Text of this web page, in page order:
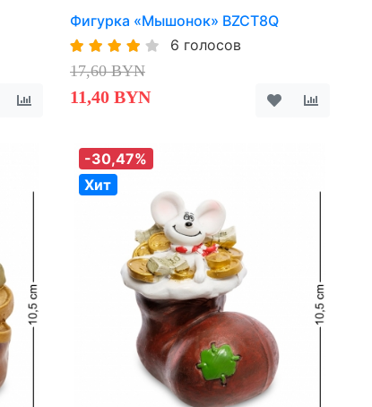
Фигурка «Мышонок» BZCT8Q
6 голосов
17,60 BYN
11,40 BYN
-30,47%
Хит